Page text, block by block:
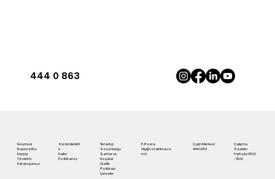
444 0 863
Kurumsal
Basında Biz
Kariyer
Yönetimi
Kataloğumuz
Sürdürülebilirli
k
Kalite
Politikamız
Tedarikçi
Sorumluluğu
Şartlar ve
Koşullar
Gizlilik
Politikası
Çerezler
E-Posta
bilgi@rotaklima.co
m.tr
Çağrı Merkezi
444 0 863
Çalışma
Saatleri
Hafta İçi 08.00
- 18.00